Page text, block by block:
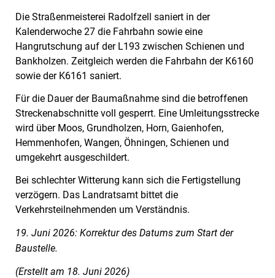
Die Straßenmeisterei Radolfzell saniert in der
Kalenderwoche 27 die Fahrbahn sowie eine
Hangrutschung auf der L193 zwischen Schienen und
Bankholzen. Zeitgleich werden die Fahrbahn der K6160
sowie der K6161 saniert.
Für die Dauer der Baumaßnahme sind die betroffenen
Strecken­abschnitte voll gesperrt. Eine Umleitungsstrecke
wird über Moos, Grundholzen, Horn, Gaienhofen,
Hemmenhofen, Wangen, Öhningen, Schienen und
umgekehrt ausgeschildert.
Bei schlechter Witterung kann sich die Fertigstellung
verzögern. Das Landratsamt bittet die
Verkehrsteilnehmenden um Verständnis.
19. Juni 2026: Korrektur des Datums zum Start der
Baustelle.
(Erstellt am 18. Juni 2026)